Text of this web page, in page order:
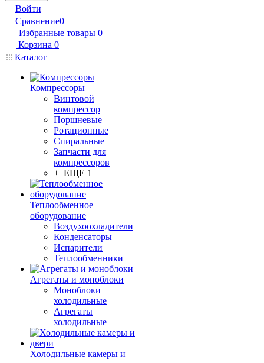
Войти
Сравнение0
Избранные товары 0
Корзина 0
Каталог
Компрессоры
Винтовой
компрессор
Поршневые
Ротационные
Спиральные
Запчасти для
компрессоров
+ ЕЩЕ 1
Теплообменное
оборудование
Воздухоохладители
Конденсаторы
Испарители
Теплообменники
Агрегаты и моноблоки
Моноблоки
холодильные
Агрегаты
холодильные
Холодильные камеры и